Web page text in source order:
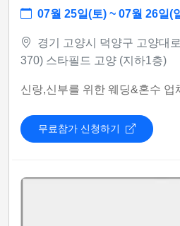
07월 25일(토) ~ 07월 26일(
경기 고양시 덕양구 고양대
370) 스타필드 고양 (지하1층)
신랑,신부를 위한 웨딩&혼수 업
무료참가 신청하기